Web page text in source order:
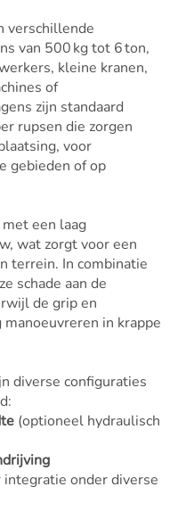
verschillende
van 500 kg tot 6 ton,
kleine kranen,
of
zijn standaard
rupsen die zorgen
voor
gebieden of op
een laag
wat zorgt voor een
terrein. In combinatie
schade aan de
de grip en
in krappe
diverse configuraties
(optioneel hydraulisch
integratie onder diverse